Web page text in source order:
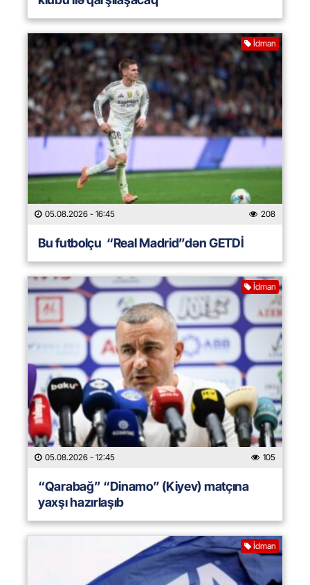
İdman
05.08.2026 - 16:45 208
Bu futbolçu “Real Madrid”dən GETDİ
İdman
05.08.2026 - 12:45 105
“Qarabağ” “Dinamo” (Kiyev) matçına
yaxşı hazırlaşıb
İdman